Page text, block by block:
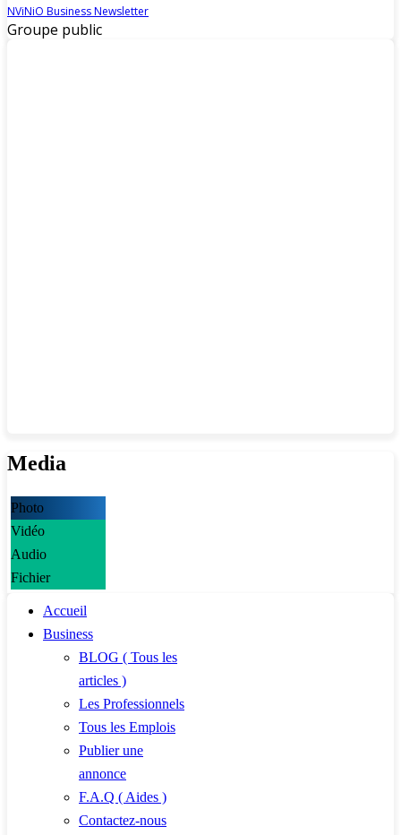
NViNiO Business Newsletter
Groupe public
Media
Photo
Vidéo
Audio
Fichier
Accueil
Business
BLOG ( Tous les
articles )
Les Professionnels
Tous les Emplois
Publier une
annonce
F.A.Q ( Aides )
Contactez-nous